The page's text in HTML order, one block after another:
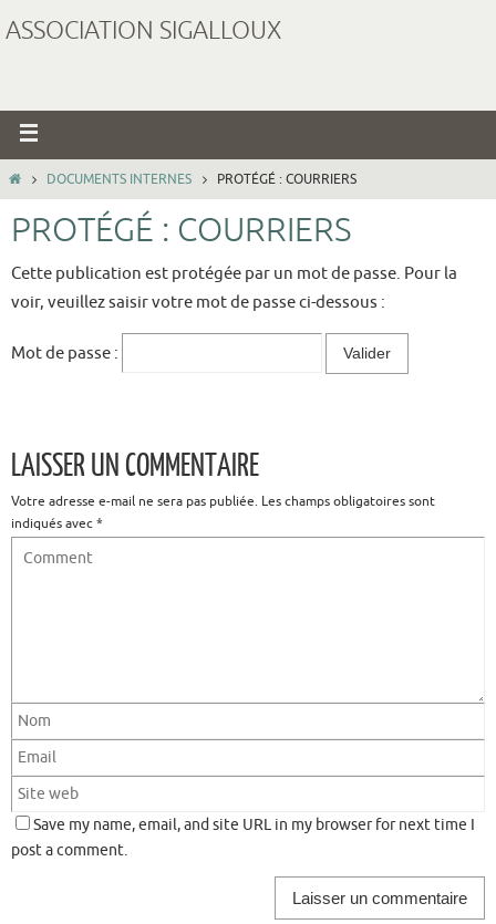
ASSOCIATION SIGALLOUX
DOCUMENTS INTERNES PROTÉGÉ : COURRIERS
PROTÉGÉ : COURRIERS
Cette publication est protégée par un mot de passe. Pour la
voir, veuillez saisir votre mot de passe ci-dessous :
Mot de passe :
LAISSER UN COMMENTAIRE
Votre adresse e-mail ne sera pas publiée. Les champs obligatoires sont
indiqués avec*
Save my name, email, and site URL in my browser for next time I
post a comment.